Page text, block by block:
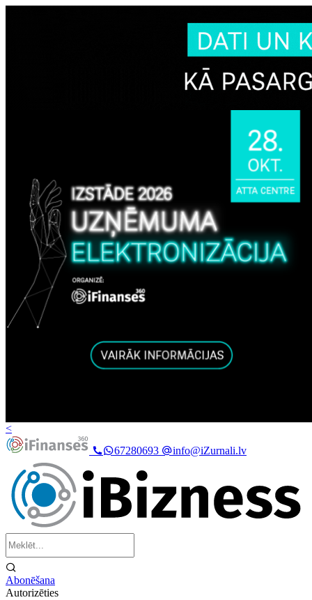
<
67280693
info@iZurnali.lv
Abonēšana
Autorizēties